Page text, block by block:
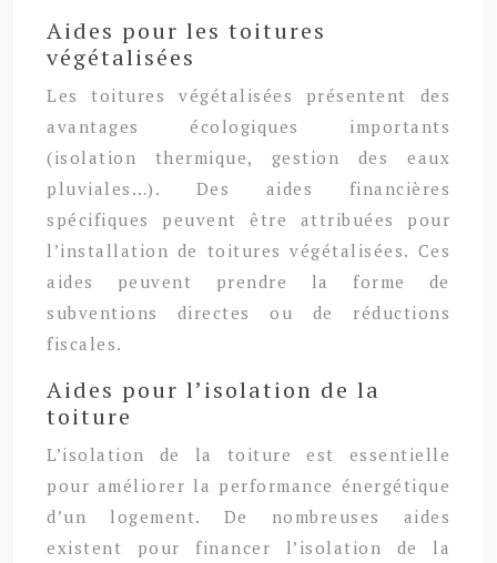
Aides pour les toitures
végétalisées
Les toitures végétalisées présentent des
avantages écologiques importants
(isolation thermique, gestion des eaux
pluviales…). Des aides financières
spécifiques peuvent être attribuées pour
l’installation de toitures végétalisées. Ces
aides peuvent prendre la forme de
subventions directes ou de réductions
fiscales.
Aides pour l’isolation de la
toiture
L’isolation de la toiture est essentielle
pour améliorer la performance énergétique
d’un logement. De nombreuses aides
existent pour financer l’isolation de la